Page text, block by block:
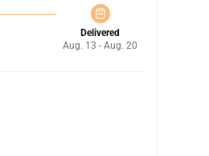
Delivered
Aug. 13 - Aug. 20